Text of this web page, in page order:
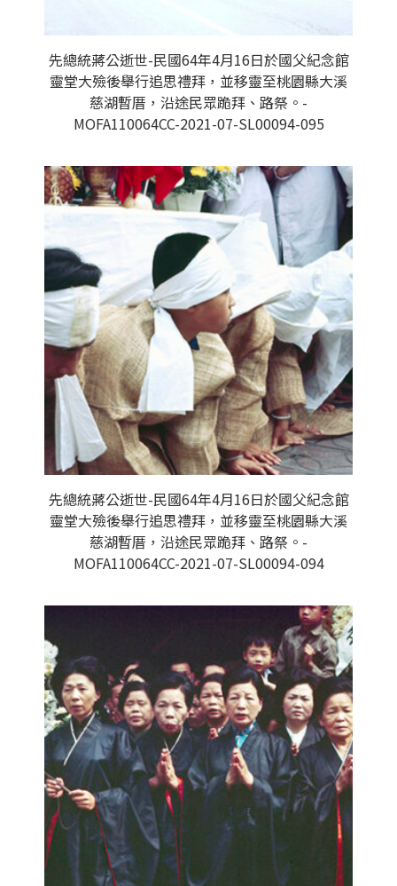
先總統蔣公逝世-民國64年4月16日於國父紀念館
靈堂大殮後舉行追思禮拜，並移靈至桃園縣大溪
慈湖暫厝，沿途民眾跪拜、路祭。-
MOFA110064CC-2021-07-SL00094-095
先總統蔣公逝世-民國64年4月16日於國父紀念館
靈堂大殮後舉行追思禮拜，並移靈至桃園縣大溪
慈湖暫厝，沿途民眾跪拜、路祭。-
MOFA110064CC-2021-07-SL00094-094